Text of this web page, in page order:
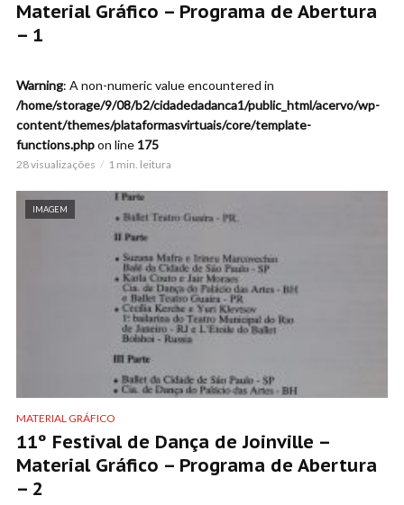
Material Gráfico – Programa de Abertura
– 1
Warning: A non-numeric value encountered in
/home/storage/9/08/b2/cidadedadanca1/public_html/acervo/wp-
content/themes/plataformasvirtuais/core/template-
functions.phpon line 175
28 visualizações 1 min. leitura
IMAGEM
MATERIAL GRÁFICO
11º Festival de Dança de Joinville –
Material Gráfico – Programa de Abertura
– 2